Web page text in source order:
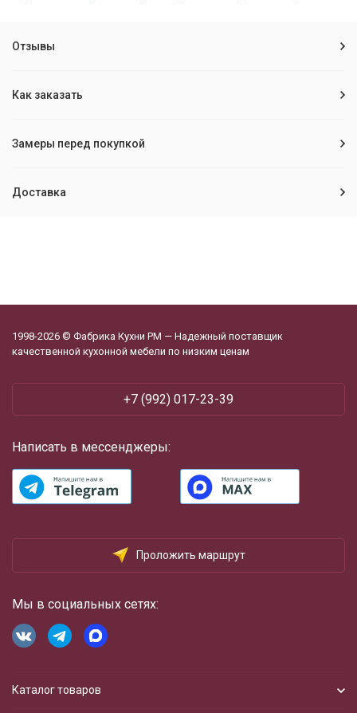
Отзывы
Как заказать
Замеры перед покупкой
Доставка
1998-2026 © Фабрика Кухни РМ — Надежный поставщик
качественной кухонной мебели по низким ценам
+7 (992) 017-23-39
Написать в мессенджеры:
Проложить маршрут
Мы в социальных сетях:
Каталог товаров